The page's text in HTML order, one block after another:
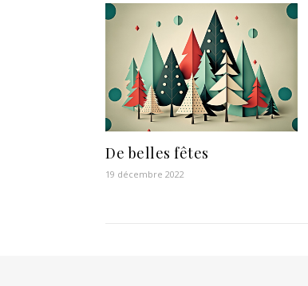
De belles fêtes
19 décembre 2022